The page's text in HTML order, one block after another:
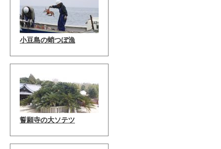
小豆島の蛸つぼ漁
誓願寺の大ソテツ